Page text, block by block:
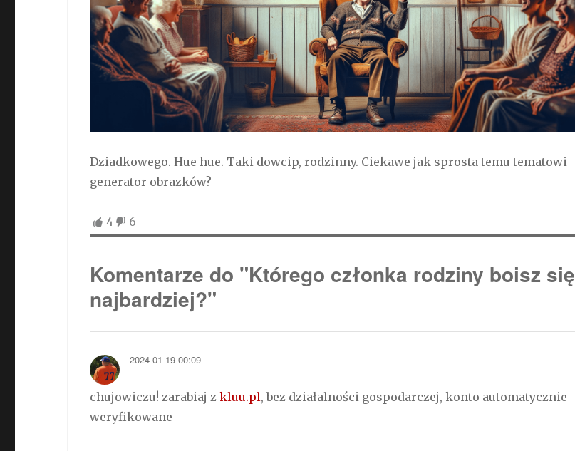
Dziadkowego. Hue hue. Taki dowcip, rodzinny. Ciekawe jak sprosta temu tematowi
generator obrazków?
4 6
Komentarze do "Którego członka rodziny boisz się
najbardziej?"
2024-01-19 00:09
chujowiczu! zarabiaj zkluu.pl, bez działalności gospodarczej, konto automatycznie
weryfikowane